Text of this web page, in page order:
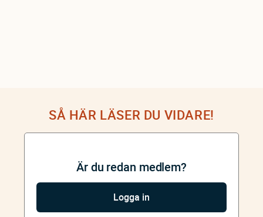
SÅ HÄR LÄSER DU VIDARE!
Är du redan medlem?
Logga in